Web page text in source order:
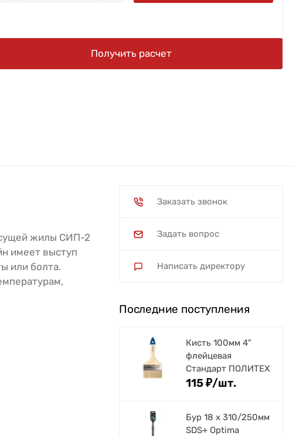
Получить расчет
жилы СИП-2
имеет выступ
или болта.
Заказать звонок
Задать вопрос
Написать директору
Последние поступления
Кисть 100мм 4"
флейцевая
Стандарт ПОЛИТЕХ
115₽/шт.
Бур 18 х 310/250мм
SDS+ Optima